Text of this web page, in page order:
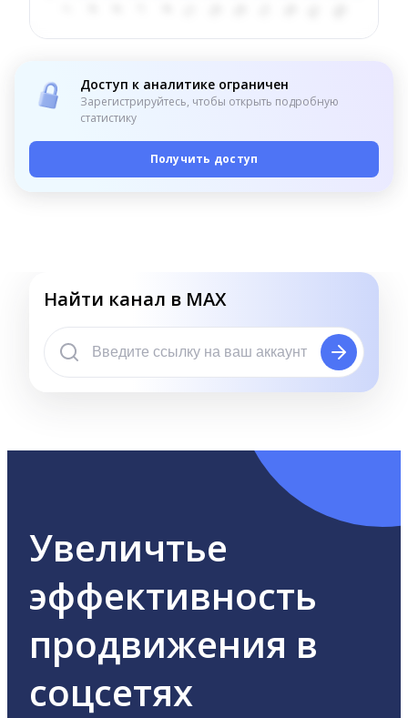
Доступ к аналитике ограничен
Зарегистрируйтесь, чтобы открыть подробную
статистику
Получить доступ
Найти канал в MAX
Увеличтье
эффективность
продвижения в
соцсетях